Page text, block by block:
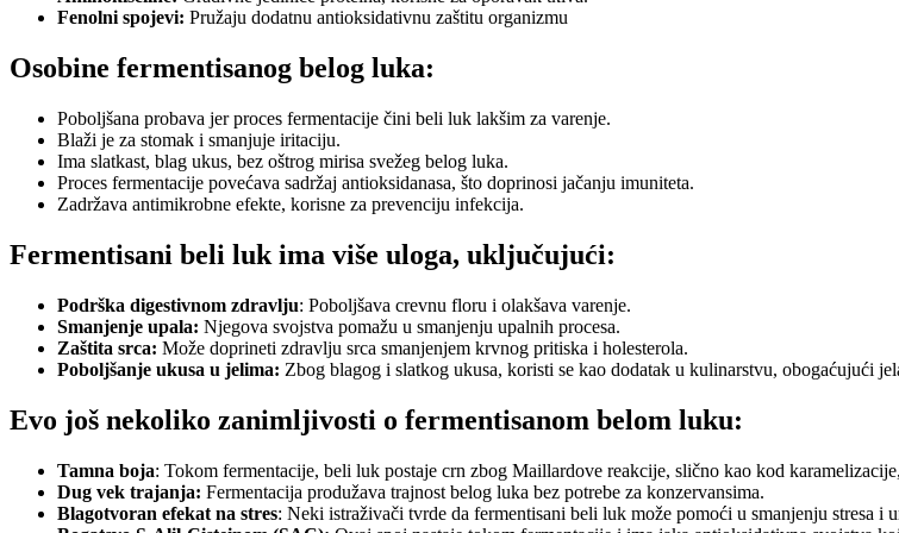
Fenolni spojevi: Pružaju dodatnu antioksidativnu zaštitu organizmu
Osobine fermentisanog belog luka:
Poboljšana probava jer proces fermentacije čini beli luk lakšim za varenje.
Blaži je za stomak i smanjuje iritaciju.
Ima slatkast, blag ukus, bez oštrog mirisa svežeg belog luka.
Proces fermentacije povećava sadržaj antioksidanasa, što doprinosi jačanju imuniteta.
Zadržava antimikrobne efekte, korisne za prevenciju infekcija.
Fermentisani beli luk ima više uloga, uključujući:
Podrška digestivnom zdravlju: Poboljšava crevnu floru i olakšava varenje.
Smanjenje upala: Njegova svojstva pomažu u smanjenju upalnih procesa.
Zaštita srca: Može doprineti zdravlju srca smanjenjem krvnog pritiska i holesterola.
Poboljšanje ukusa u jelima: Zbog blagog i slatkog ukusa, koristi se kao dodatak u kulinarstvu, obogaćujući
Evo još nekoliko zanimljivosti o fermentisanom belom luku:
Tamna boja: Tokom fermentacije, beli luk postaje crn zbog Maillardove reakcije, slično kao kod
Dug vek trajanja: Fermentacija produžava trajnost belog luka bez potrebe za konzervansima.
Blagotvoran efekat na stres: Neki istraživači tvrde da fermentisani beli luk može pomoći u smanjenju stresa i